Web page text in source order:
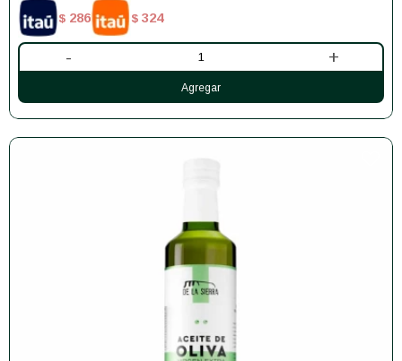
$ 286 $ 324
- +